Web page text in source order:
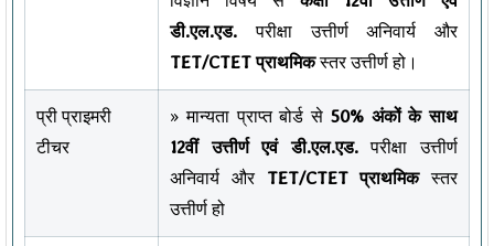
डी.एल.एड. परीक्षा उत्तीर्ण अनिवार्य और
TET/CTET प्राथमिकस्तर उत्तीर्ण हो।
प्री प्राइमरी
टीचर
» मान्यता प्राप्त बोर्ड से 50% अंकों के साथ
12वीं उत्तीर्ण एवं डी.एल.एड.परीक्षा उत्तीर्ण
अनिवार्य और TET/CTET प्राथमिकस्तर
उत्तीर्ण हो